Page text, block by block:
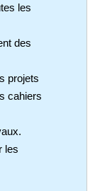
les
des
projets
cahiers
les